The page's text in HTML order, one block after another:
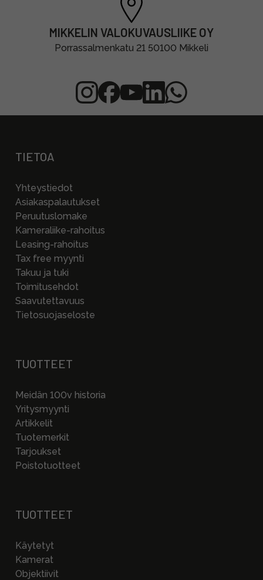
MIKKELIN VALOKUVAUSLIIKE OY
Porrassalmenkatu 21 50100 Mikkeli
TIETOA
Yhteystiedot
Asiakaspalautukset
Peruutuslomake
Kameraliike-rahoitus
Leasing-rahoitus
Tax free myynti
Takuu ja tuki
Toimitusehdot
Saavutettavuus
Tietosuojaseloste
TUOTTEET
Meidän 100v historia
Yritysmyynti
Artikkelit
Tuotemerkit
Tarjoukset
Poistotuotteet
TUOTTEET
Käytetyt
Kamerat
Objektiivit